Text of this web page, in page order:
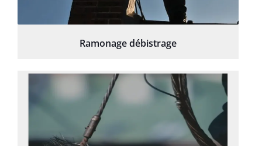
Ramonage débistrage